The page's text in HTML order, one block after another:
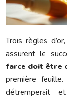
Trois règles
assurent le
farce doit être
première
détremperait